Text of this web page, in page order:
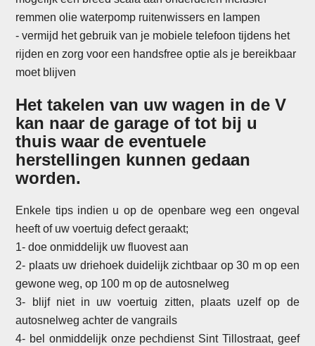
remmen olie waterpomp ruitenwissers en lampen
- vermijd het gebruik van je mobiele telefoon tijdens het
rijden en zorg voor een handsfree optie als je bereikbaar
moet blijven
Het takelen van uw wagen in de V
kan naar de garage of tot bij u
thuis waar de eventuele
herstellingen kunnen gedaan
worden.
Enkele tips indien u op de openbare weg een ongeval
heeft of uw voertuig defect geraakt;
1- doe onmiddelijk uw fluovest aan
2- plaats uw driehoek duidelijk zichtbaar op 30 m op een
gewone weg, op 100 m op de autosnelweg
3- blijf niet in uw voertuig zitten, plaats uzelf op de
autosnelweg achter de vangrails
4- bel onmiddelijk onze pechdienst Sint Tillostraat, geef